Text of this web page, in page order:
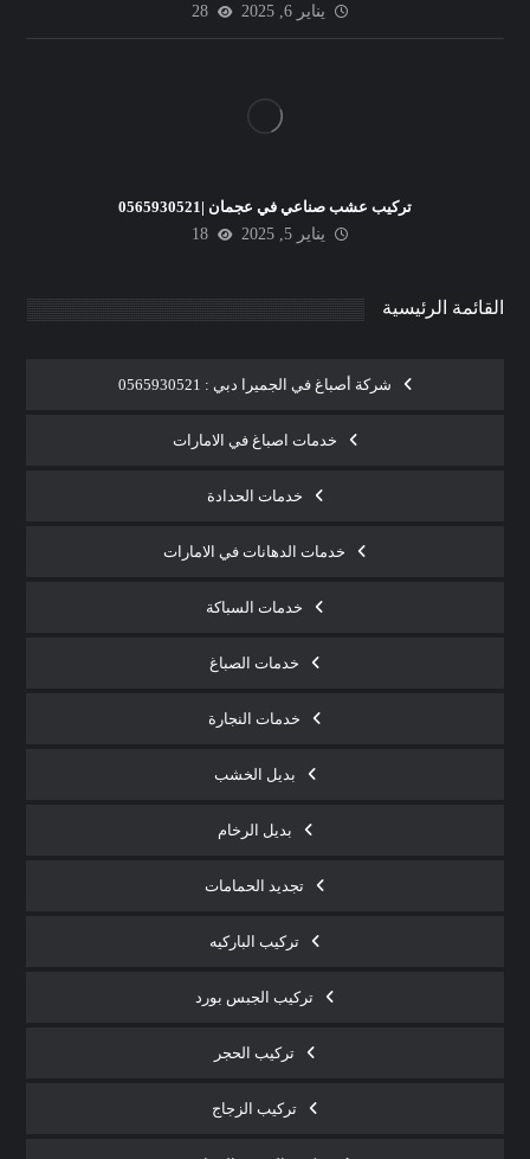
يناير 6, 2025
28
تركيب عشب صناعي في عجمان |0565930521
يناير 5, 2025
18
القائمة الرئيسية
شركة أصباغ في الجميرا دبي : 0565930521
خدمات اصباغ في الامارات
خدمات الحدادة
خدمات الدهانات في الامارات
خدمات السباكة
خدمات الصباغ
خدمات النجارة
بديل الخشب
بديل الرخام
تجديد الحمامات
تركيب الباركيه
تركيب الجبس بورد
تركيب الحجر
تركيب الزجاج